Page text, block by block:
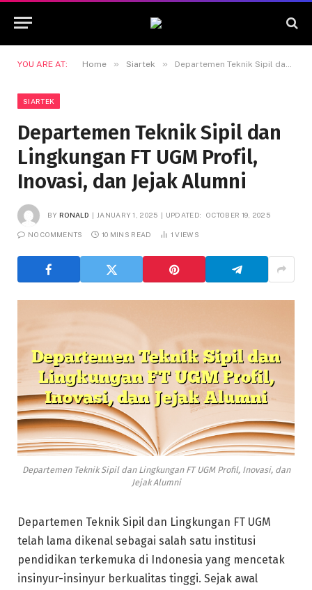
YOU ARE AT: Home » Siartek » Departemen Teknik Sipil dan Lingkungan FT UGM Profil, Inovasi, dan Jejak Alumni
SIARTEK
Departemen Teknik Sipil dan
Lingkungan FT UGM Profil,
Inovasi, dan Jejak Alumni
BY RONALD JANUARY 1, 2025 UPDATED: OCTOBER 19, 2025
NO COMMENTS 10 MINS READ 1VIEWS
Departemen Teknik Sipil dan Lingkungan FT UGM Profil, Inovasi, dan
Jejak Alumni
Departemen Teknik Sipil dan Lingkungan FT UGM
telah lama dikenal sebagai salah satu institusi
pendidikan terkemuka di Indonesia yang mencetak
insinyur-insinyur berkualitas tinggi. Sejak awal